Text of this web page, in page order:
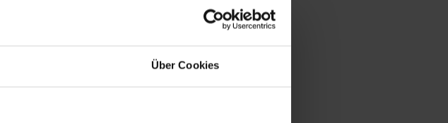
Über Cookies
Mac mini
Mac Pro